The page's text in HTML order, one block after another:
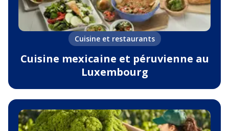
Cuisine et restaurants
Cuisine mexicaine et péruvienne au
Luxembourg